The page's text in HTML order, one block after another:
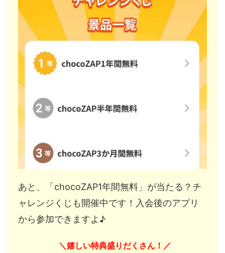
あと、「chocoZAP1年間無料」が当たる？チ
ャレンジくじも開催中です！入会後のアプリ
から参加できますよ♪
＼嬉しい特典盛りだくさん！ ／